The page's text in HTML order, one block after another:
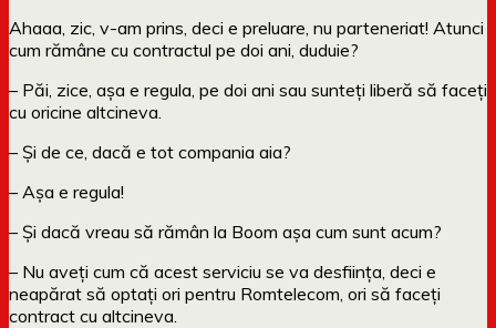
Ahaaa, zic, v-am prins, deci e preluare, nu parteneriat! Atunci
cum rămâne cu contractul pe doi ani, duduie?
– Păi, zice, așa e regula, pe doi ani sau sunteți liberă să faceți
cu oricine altcineva.
– Și de ce, dacă e tot compania aia?
– Așa e regula!
– Și dacă vreau să rămân la Boom așa cum sunt acum?
– Nu aveți cum că acest serviciu se va desființa, deci e
neapărat să optați ori pentru Romtelecom, ori să faceți
contract cu altcineva.